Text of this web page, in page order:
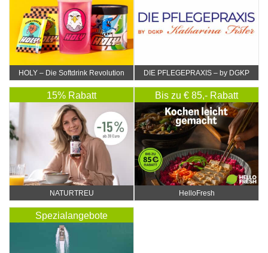
HOLY – Die Softdrink Revolution
DIE PFLEGEPRAXIS – by DGKP
Katharina Fister
15% Rabatt
NATURTREU
Bis zu € 85,- Rabatt
HelloFresh
Spezialangebote